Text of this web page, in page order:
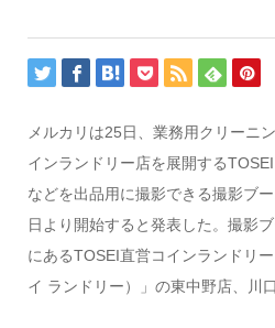
メルカリは25日、業務用クリーニ
インランドリー店を展開する
などを出品用に撮影できる撮影ブ
日より開始すると発表した。撮影
にあるTOSEI直営コインランドリ
イ ランドリー）」の東中野店、川